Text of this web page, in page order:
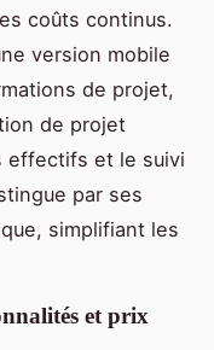
coûts continus.
version mobile
de projet,
de projet
effectifs et le suivi
par ses
simplifiant les
et prix